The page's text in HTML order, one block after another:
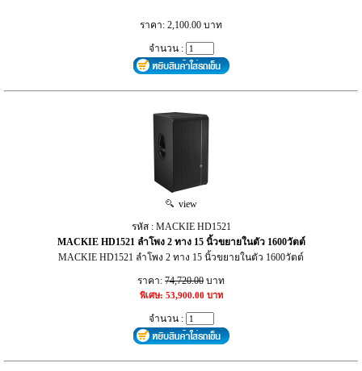
ราคา: 2,100.00 บาท
จำนวน :
view
รหัส : MACKIE HD1521
MACKIE HD1521 ลำโพง 2 ทาง 15 นิ้วขยายในตัว 1600วัตต์
MACKIE HD1521 ลำโพง 2 ทาง 15 นิ้วขยายในตัว 1600วัตต์
ราคา: 74,720.00 บาท
พิเศษ: 53,900.00 บาท
จำนวน :